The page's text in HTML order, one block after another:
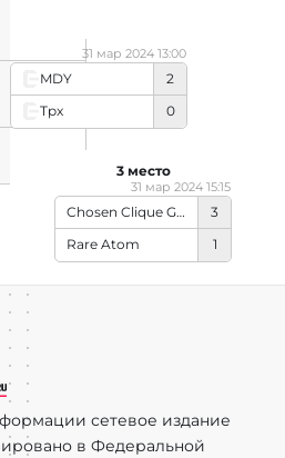
MDY
2
Tpx
0
31 мар 2024 13:00
Chosen Clique Gaming
3
Rare Atom
1
31 мар 2024 15:15
3 место
сетевое издание
в Федеральной